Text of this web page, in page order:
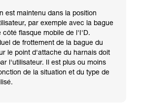
est maintenu dans la position
par exemple avec la bague
côté flasque mobile de l'I'D.
de frottement de la bague du
le point d'attache du harnais doit
l'utilisateur. Il est plus ou moins
de la situation et du type de